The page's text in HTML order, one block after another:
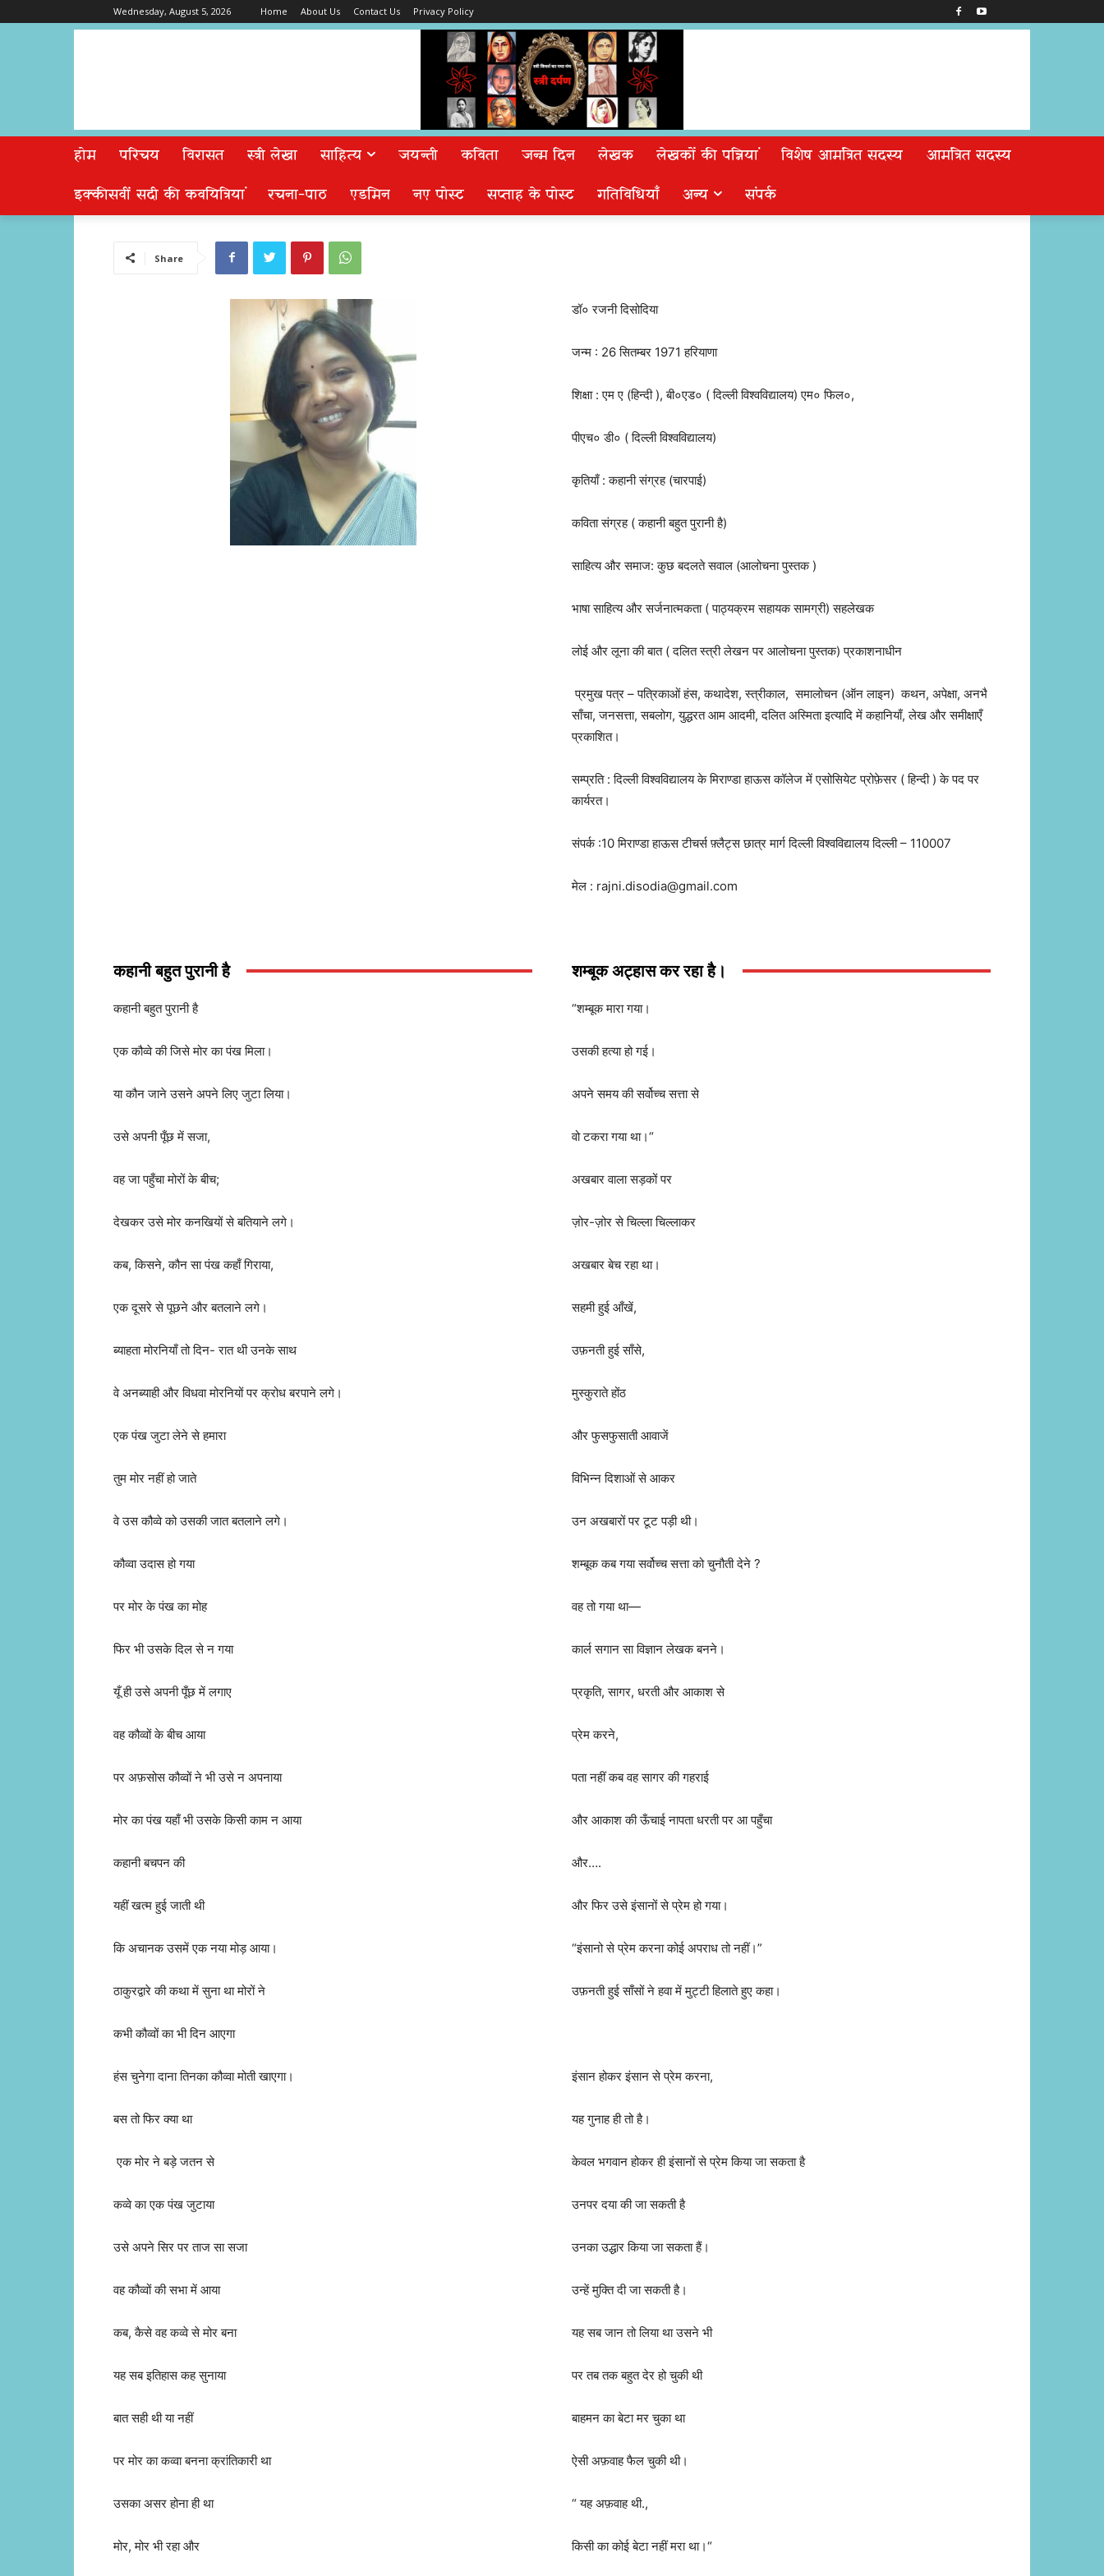
Wednesday, August 5, 2026 Home About Us Contact Us Privacy Policy
होम परिचय विरासत स्त्री लेखा साहित्य जयन्ती कविता जन्म दिन लेखक लेखकों की पत्नियां विशेष आमंत्रित सदस्य
आमंत्रित सदस्य
इक्कीसवीं सदी की कवयित्रियां
रचना-पाठ एडमिन नए पोस्ट सप्ताह के पोस्ट गतिविधियाँ अन्य संपर्क
Share
डॉ० रजनी दिसोदिया
जन्म : 26 सितम्बर 1971 हरियाणा
शिक्षा : एम ए (हिन्दी ), बी०एड० ( दिल्ली विश्वविद्यालय) एम० फिल०,
पीएच० डी० ( दिल्ली विश्वविद्यालय)
कृतियाँ : कहानी संग्रह (चारपाई)
कविता संग्रह ( कहानी बहुत पुरानी है)
साहित्य और समाज: कुछ बदलते सवाल (आलोचना पुस्तक )
भाषा साहित्य और सर्जनात्मकता ( पाठ्यक्रम सहायक सामग्री) सहलेखक
लोई और लूना की बात ( दलित स्त्री लेखन पर आलोचना पुस्तक) प्रकाशनाधीन
प्रमुख पत्र – पत्रिकाओं हंस, कथादेश, स्त्रीकाल,समालोचन (ऑन लाइन) कथन, अपेक्षा, अनभै
साँचा, जनसत्ता, सबलोग, युद्धरत आम आदमी, दलित अस्मिता इत्यादि में कहानियाँ, लेख और समीक्षाएँ
प्रकाशित।
सम्प्रति : दिल्ली विश्वविद्यालय के मिराण्डा हाऊस कॉलेज में एसोसियेट प्रोफ़ेसर ( हिन्दी ) के पद पर
कार्यरत।
संपर्क :10 मिराण्डा हाऊस टीचर्स फ़्लैट्स छात्र मार्ग दिल्ली विश्वविद्यालय दिल्ली – 110007
मेल : rajni.disodia@gmail.com
कहानी बहुत पुरानी है
कहानी बहुत पुरानी है
एक कौव्वे की जिसे मोर का पंख मिला।
या कौन जाने उसने अपने लिए जुटा लिया।
उसे अपनी पूँछ में सजा,
वह जा पहुँचा मोरों के बीच;
देखकर उसे मोर कनखियों से बतियाने लगे।
कब, किसने, कौन सा पंख कहाँ गिराया,
एक दूसरे से पूछने और बतलाने लगे।
ब्याहता मोरनियाँ तो दिन- रात थी उनके साथ
वे अनब्याही और विधवा मोरनियों पर क्रोध बरपाने लगे।
एक पंख जुटा लेने से हमारा
तुम मोर नहीं हो जाते
वे उस कौव्वे को उसकी जात बतलाने लगे।
कौव्वा उदास हो गया
पर मोर के पंख का मोह
फिर भी उसके दिल से न गया
यूँ ही उसे अपनी पूँछ में लगाए
वह कौव्वों के बीच आया
पर अफ़सोस कौव्वों ने भी उसे न अपनाया
मोर का पंख यहाँ भी उसके किसी काम न आया
कहानी बचपन की
यहीं खत्म हुई जाती थी
कि अचानक उसमें एक नया मोड़ आया।
ठाकुरद्वारे की कथा में सुना था मोरों ने
कभी कौव्वों का भी दिन आएगा
हंस चुनेगा दाना तिनका कौव्वा मोती खाएगा।
बस तो फिर क्या था
एक मोर ने बड़े जतन से
कव्वे का एक पंख जुटाया
उसे अपने सिर पर ताज सा सजा
वह कौव्वों की सभा में आया
कब, कैसे वह कव्वे से मोर बना
यह सब इतिहास कह सुनाया
बात सही थी या नहीं
पर मोर का कव्वा बनना क्रांतिकारी था
उसका असर होना ही था
मोर, मोर भी रहा और
शम्बूक अट्हास कर रहा है।
“शम्बूक मारा गया।
उसकी हत्या हो गई।
अपने समय की सर्वोच्च सत्ता से
वो टकरा गया था।“
अखबार वाला सड़कों पर
ज़ोर-ज़ोर से चिल्ला चिल्लाकर
अखबार बेच रहा था।
सहमी हुई आँखें,
उफ़नती हुई साँसे,
मुस्कुराते होंठ
और फुसफुसाती आवाजें
विभिन्न दिशाओं से आकर
उन अखबारों पर टूट पड़ी थी।
शम्बूक कब गया सर्वोच्च सत्ता को चुनौती देने ?
वह तो गया था—
कार्ल सगान सा विज्ञान लेखक बनने।
प्रकृति, सागर, धरती और आकाश से
प्रेम करने,
पता नहीं कब वह सागर की गहराई
और आकाश की ऊँचाई नापता धरती पर आ पहुँचा
और….
और फिर उसे इंसानों से प्रेम हो गया।
“इंसानो से प्रेम करना कोई अपराध तो नहीं।”
उफ़नती हुई साँसों ने हवा में मुट्टी हिलाते हुए कहा।
इंसान होकर इंसान से प्रेम करना,
यह गुनाह ही तो है।
केवल भगवान होकर ही इंसानों से प्रेम किया जा सकता है
उनपर दया की जा सकती है
उनका उद्धार किया जा सकता हैं।
उन्हें मुक्ति दी जा सकती है।
यह सब जान तो लिया था उसने भी
पर तब तक बहुत देर हो चुकी थी
बाहमन का बेटा मर चुका था
ऐसी अफ़वाह फैल चुकी थी।
“ यह अफ़वाह थी.,
किसी का कोई बेटा नहीं मरा था।“